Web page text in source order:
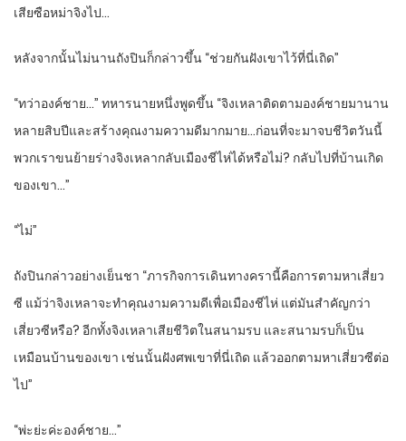
เสียซือหม่าจิงไป…
หลังจากนั้นไม่นานถังปินก็กล่าวขึ้น “ช่วยกันฝังเขาไว้ที่นี่เถิด”
“ทว่าองค์ชาย…” ทหารนายหนึ่งพูดขึ้น “จิงเหลาติดตามองค์ชายมานาน
หลายสิบปีและสร้างคุณงามความดีมากมาย…ก่อนที่จะมาจบชีวิตวันนี้
พวกเราขนย้ายร่างจิงเหลากลับเมืองชีไห่ได้หรือไม่? กลับไปที่บ้านเกิด
ของเขา…”
“ไม่”
ถังปินกล่าวอย่างเย็นชา “ภารกิจการเดินทางครานี้คือการตามหาเสี่ยว
ซี แม้ว่าจิงเหลาจะทำคุณงามความดีเพื่อเมืองชีไห่ แต่มันสำคัญกว่า
เสี่ยวซีหรือ? อีกทั้งจิงเหลาเสียชีวิตในสนามรบ และสนามรบก็เป็น
เหมือนบ้านของเขา เช่นนั้นฝังศพเขาที่นี่เถิด แล้วออกตามหาเสี่ยวซีต่อ
ไป”
“พ่ะย่ะค่ะองค์ชาย…”